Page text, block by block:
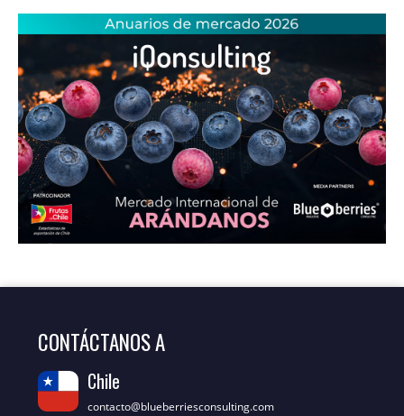
CONTÁCTANOS A
Chile
contacto@blueberriesconsulting.com